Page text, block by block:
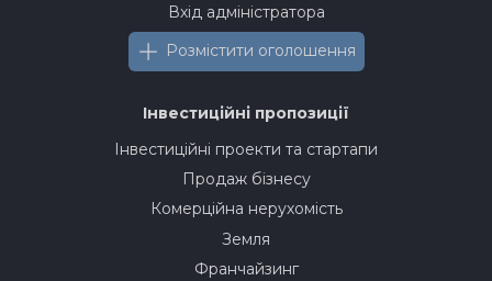
Вхід адміністратора
Розмістити оголошення
Інвестиційні пропозиції
Інвестиційні проекти та стартапи
Продаж бізнесу
Комерційна нерухомість
Земля
Франчайзинг